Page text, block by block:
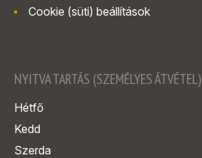
Cookie (süti) beállítások
NYITVA TARTÁS (SZEMÉLYES ÁTVÉTEL)
Hétfő
Kedd
Szerda